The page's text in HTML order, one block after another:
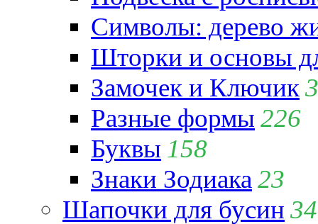
Символы: дерево
Шторки и основы
Замочек и Ключик
Разные формы 226
Буквы 158
Знаки Зодиака 23
Шапочки для бусин 34